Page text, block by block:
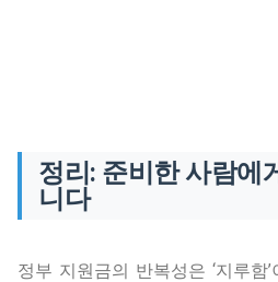
정리: 준비한 사람에
니다
정부 지원금의 반복성은 ‘지루함’